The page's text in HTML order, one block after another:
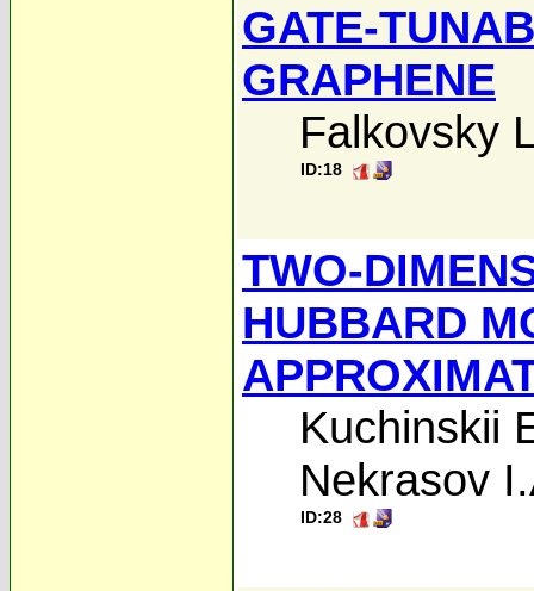
GATE-
GRAPHENE
Falkovsky
ID:18
TWO-
HUBBARD
Kuchinskii
Nekrasov
ID:28